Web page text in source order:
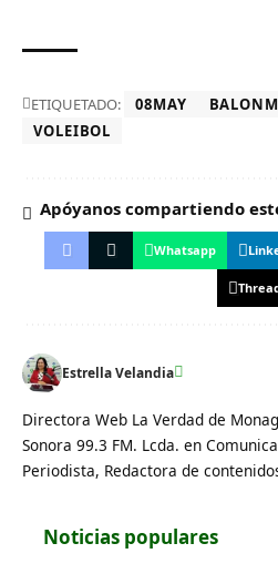
ETIQUETADO: 08MAY
VOLEIBOL
Apóyanos compartiendo
Whatsapp
Estrella Velandia
Directora Web La Verdad de
Sonora 99.3 FM. Lcda. en
Periodista, Redactora de
Noticias populares